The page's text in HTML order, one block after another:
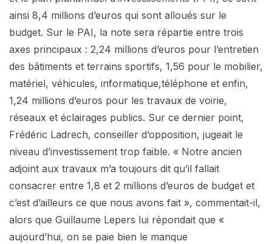
ainsi 8,4 millions d’euros qui sont alloués sur le
budget. Sur le PAI, la note sera répartie entre trois
axes principaux : 2,24 millions d’euros pour l’entretien
des bâtiments et terrains sportifs, 1,56 pour le mobilier,
matériel, véhicules, informatique,téléphone et enfin,
1,24 millions d’euros pour les travaux de voirie,
réseaux et éclairages publics. Sur ce dernier point,
Frédéric Ladrech, conseiller d’opposition, jugeait le
niveau d’investissement trop faible. « Notre ancien
adjoint aux travaux m’a toujours dit qu’il fallait
consacrer entre 1,8 et 2 millions d’euros de budget et
c’est d’ailleurs ce que nous avons fait », commentait-il,
alors que Guillaume Lepers lui répondait que «
aujourd’hui, on se paie bien le manque